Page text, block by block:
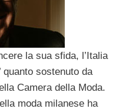
la sua sfida, l’Italia
quanto sostenuto da
Camera della Moda.
moda milanese ha